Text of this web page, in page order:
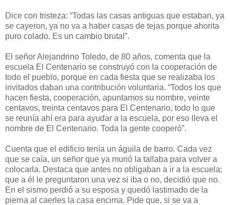
Dice con tristeza: “Todas las casas antiguas que estaban, ya
se cayeron, ya no va a haber casas de tejas porque ahorita
puro colado. Es un cambio brutal”.
El señor Alejandrino Toledo, de 80 años, comenta que la
escuela El Centenario se construyó con la cooperación de
todo el pueblo, porque en cada fiesta que se realizaba los
invitados daban una contribución voluntaria. “Todos los que
hacen fiesta, cooperación, apuntamos su nombre, veinte
centavos, treinta centavos para El Centenario, todo lo que
se reunía ahí era para ayudar a la escuela, por eso lleva el
nombre de El Centenario. Toda la gente cooperó”.
Cuenta que el edificio tenía un águila de barro. Cada vez
que se caía, un señor que ya murió la tallaba para volver a
colocarla. Destaca que antes no obligaban a ir a la escuela;
que a él le preguntaron una vez si iba o no, decidió que no.
En el sismo perdió a su esposa y quedó lastimado de la
pierna al caerles la casa encima. Pide que, si se va a